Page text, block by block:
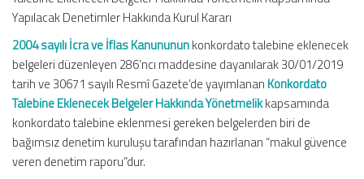
Yapılacak Denetimler Hakkında Kurul Kararı
2004 sayılı İcra ve İflas Kanunununkonkordato talebine eklenecek
belgeleri düzenleyen 286’ncı maddesine dayanılarak 30/01/2019
tarih ve 30671 sayılı Resmî Gazete’de yayımlanan Konkordato
Talebine Eklenecek Belgeler Hakkında Yönetmelikkapsamında
konkordato talebine eklenmesi gereken belgelerden biri de
bağımsız denetim kuruluşu tarafından hazırlanan “makul güvence
veren denetim raporu”dur.